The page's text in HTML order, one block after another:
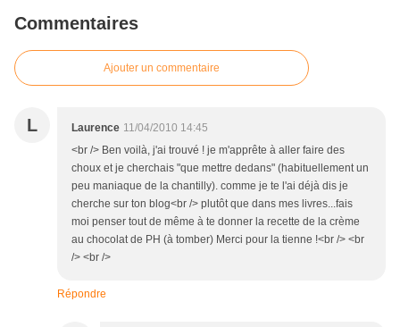
Commentaires
Ajouter un commentaire
L Laurence 11/04/2010 14:45
<br /> Ben voilà, j'ai trouvé ! je m'apprête à aller faire des
choux et je cherchais "que mettre dedans" (habituellement un
peu maniaque de la chantilly). comme je te l'ai déjà dis je
cherche sur ton blog<br /> plutôt que dans mes livres...fais
moi penser tout de même à te donner la recette de la crème
au chocolat de PH (à tomber) Merci pour la tienne !<br /> <br
/> <br />
Répondre